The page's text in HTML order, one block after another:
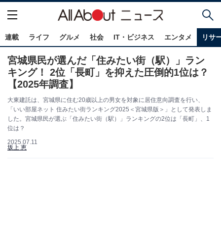
連載 ライフ グルメ 社会 IT・ビジネス エンタメ リサ
宮城県民が選んだ「住みたい街（駅）」ラン
キング！ 2位「長町」を抑えた圧倒的1位は？
【2025年調査】
大東建託は、宮城県に住む20歳以上の男女を対象に居住意向調査を行い、
「いい部屋ネット 住みたい街ランキング2025＜宮城県版＞」として発表しま
した。宮城県民が選ぶ「住みたい街（駅）」ランキングの2位は「長町」、1
位は？
2025.07.11
坂上 恵